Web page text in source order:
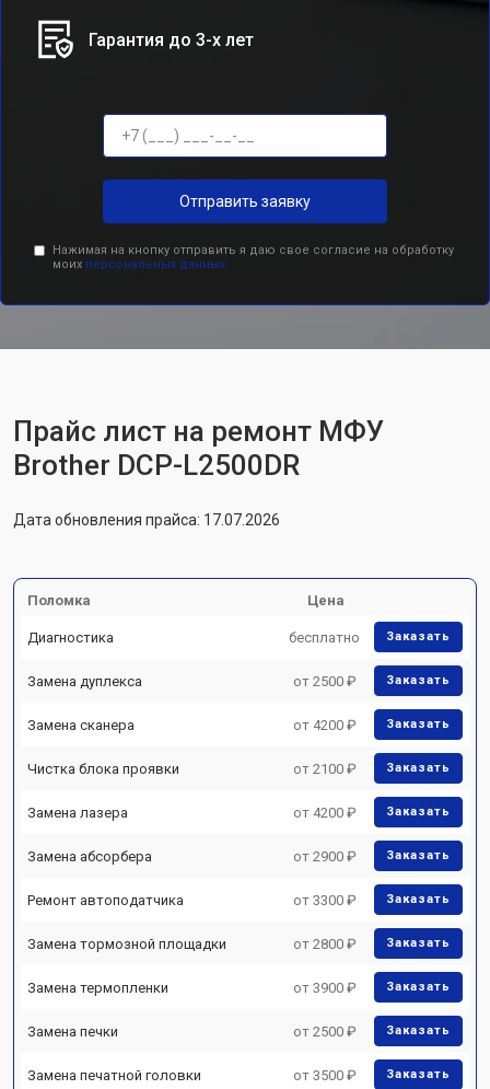
Гарантия до 3-х лет
Отправить заявку
Нажимая на кнопку отправить я даю свое согласие на обработку
моих персональных данных.
Прайс лист на ремонт МФУ
Brother DCP-L2500DR
Дата обновления прайса: 17.07.2026
Поломка Цена
Диагностика бесплатно Заказать
Замена дуплекса от 2500 ₽ Заказать
Замена сканера от 4200 ₽ Заказать
Чистка блока проявки от 2100 ₽ Заказать
Замена лазера от 4200 ₽ Заказать
Замена абсорбера от 2900 ₽ Заказать
Ремонт автоподатчика от 3300 ₽ Заказать
Замена тормозной площадки от 2800 ₽ Заказать
Замена термопленки от 3900 ₽ Заказать
Замена печки от 2500 ₽ Заказать
Замена печатной головки от 3500 ₽ Заказать